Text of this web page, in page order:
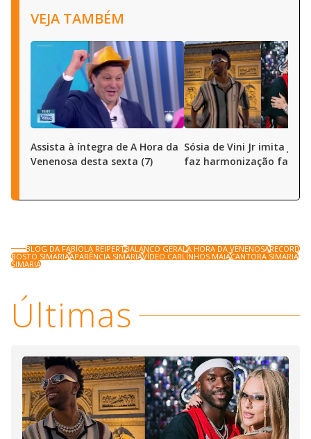
VEJA TAMBÉM
Assista à íntegra de A Hora da
Venenosa desta sexta (7)
Sósia de Vini Jr imita
faz harmonização facial
BLOG DA FABÍOLA REIPERTBALANCO GERALA HORA DA VENENOSARECORD
ROSTO SIMARIAAPARÊNCIA SIMARIAVÍDEO CARLINHOS MAIACANTORA SIMARIA
SIMARIA
Últimas